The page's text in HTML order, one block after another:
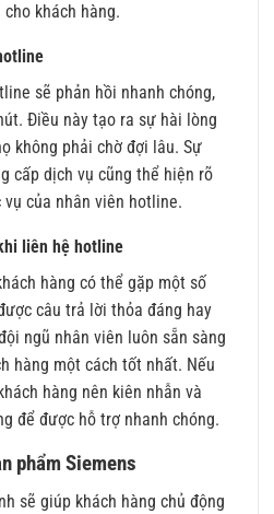
khách hàng.
sẽ phản hồi nhanh chóng,
Điều này tạo ra sự hài lòng
không phải chờ đợi lâu. Sự
cấp dịch vụ cũng thể hiện rõ
của nhân viên hotline.
liên hệ hotline
hàng có thể gặp một số
câu trả lời thỏa đáng hay
ngũ nhân viên luôn sẵn sàng
hàng một cách tốt nhất. Nếu
hàng nên kiên nhẫn và
để được hỗ trợ nhanh chóng.
phẩm Siemens
sẽ giúp khách hàng chủ động